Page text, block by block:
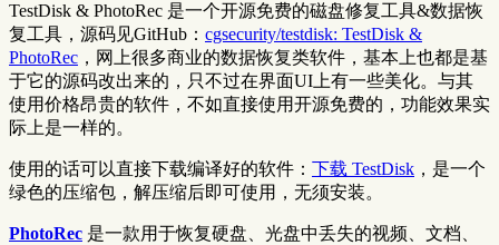
TestDisk & PhotoRec 是一个开源免费的磁盘修复工具&数据恢
复工具，源码见GitHub： cgsecurity/testdisk: TestDisk &
PhotoRec ，网上很多商业的数据恢复类软件，基本上也都是基
于它的源码改出来的，只不过在界面UI上有一些美化。与其
使用价格昂贵的软件，不如直接使用开源免费的，功能效果实
际上是一样的。
使用的话可以直接下载编译好的软件： 下载 TestDisk ，是一个
绿色的压缩包，解压缩后即可使用，无须安装。
PhotoRec 是一款用于恢复硬盘、光盘中丢失的视频、文档、